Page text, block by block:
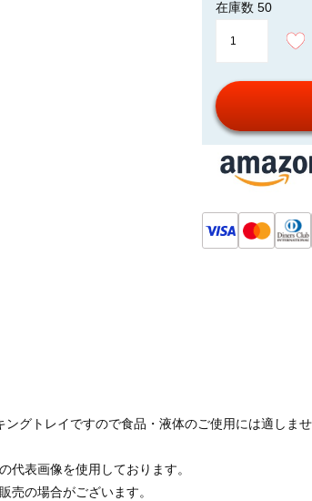
在庫数 50
ングトレイですので食品・液体のご使用には適しま
代表画像を使用しております。
売の場合がございます。